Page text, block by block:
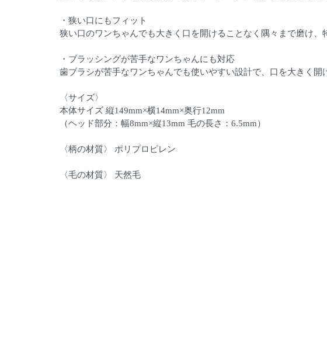
・狭い口にもフィット
狭い口のワンちゃんでも大きく口を開けることなく隅々まで磨け
・ブラッシングが苦手なワンちゃんにも対応
歯ブラシが苦手なワンちゃんでも使いやすい設計で、口を大きく開
〈サイズ〉
本体サイズ 縦149mm×横14mm×奥行12mm
（ヘッド部分：幅8mm×縦13mm 毛の長さ：6.5mm）
〈柄の材質〉 ポリプロピレン
〈毛の材質〉 天然毛